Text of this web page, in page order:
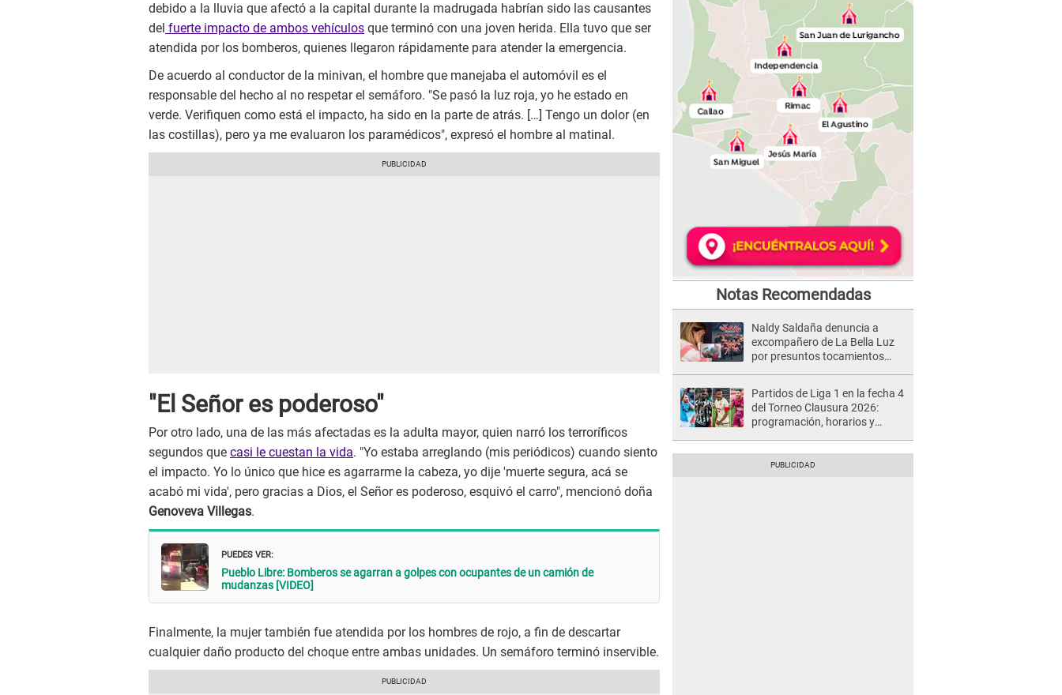
debido a la lluvia que afectó a la capital durante la madrugada habrían sido las causantes
del fuerte impacto de ambos vehículos que terminó con una joven herida. Ella tuvo que ser
atendida por los bomberos, quienes llegaron rápidamente para atender la emergencia.
De acuerdo al conductor de la minivan, el hombre que manejaba el automóvil es el
responsable del hecho al no respetar el semáforo. "Se pasó la luz roja, yo he estado en
verde. Verifiquen como está el impacto, ha sido en la parte de atrás. […] Tengo un dolor (en
las costillas), pero ya me evaluaron los paramédicos", expresó el hombre al matinal.
"El Señor es poderoso"
Por otro lado, una de las más afectadas es la adulta mayor, quien narró los terroríficos
segundos que casi le cuestan la vida. "Yo estaba arreglando (mis periódicos) cuando siento
el impacto. Yo lo único que hice es agarrarme la cabeza, yo dije 'muerte segura, acá se
acabó mi vida', pero gracias a Dios, el Señor es poderoso, esquivó el carro", mencionó doña
Genoveva Villegas.
PUEDES VER:
Pueblo Libre: Bomberos se agarran a golpes con ocupantes de un camión de
mudanzas [VIDEO]
Finalmente, la mujer también fue atendida por los hombres de rojo, a fin de descartar
cualquier daño producto del choque entre ambas unidades. Un semáforo terminó inservible.
Notas Recomendadas
Naldy Saldaña denuncia a
excompañero de La Bella Luz
por presuntos tocamientos
Partidos de Liga 1 en la fecha 4
del Torneo Clausura 2026:
programación, horarios y